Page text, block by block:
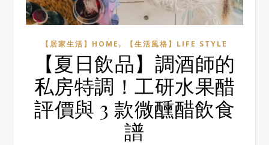
【居家生活】HOME , 【生活風格】LIFE STYLE
【夏日飲品】調酒師的
私房特調！工研水果醋
評價與 3 款微醺醋飲食
譜